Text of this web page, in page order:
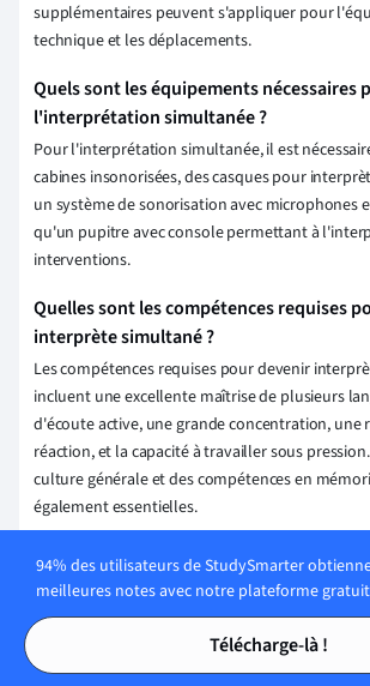
Tables des matières
Tables des matières
supplémentaires peuvent s'appliquer pour
technique et les déplacements.
Quels sont les équipements nécessaires
l'interprétation simultanée ?
Pour l'interprétation simultanée, il est
cabines insonorisées, des casques pour
un système de sonorisation avec microphones
qu'un pupitre avec console permettant à
interventions.
Quelles sont les compétences requises
interprète simultané ?
Les compétences requises pour devenir
incluent une excellente maîtrise de plusieurs
d'écoute active, une grande concentration, une
réaction, et la capacité à travailler sous
culture générale et des compétences en
également essentielles.
Comment se déroule une séance
simultanée ?
Lors d'une séance d'interprétation simultanée,
le discours source dans une langue à travers un
instantanément dans une autre langue. Les
94% des utilisateurs de StudySmarter
meilleures notes avec notre plateforme
Télécharge-là !